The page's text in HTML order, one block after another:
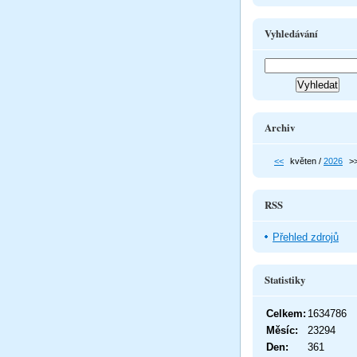
Vyhledávání
Archiv
<< květen / 2026
RSS
Přehled zdrojů
Statistiky
Celkem: 1634786
Měsíc:
23294
Den:
361